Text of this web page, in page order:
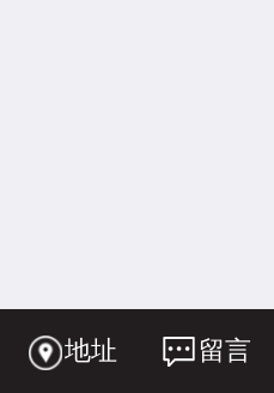
地址 留言